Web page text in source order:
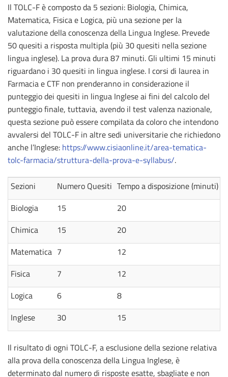
Il TOLC-F è composto da 5 sezioni: Biologia, Chimica,
Matematica, Fisica e Logica, più una sezione per la
valutazione della conoscenza della Lingua Inglese. Prevede
50 quesiti a risposta multipla (più 30 quesiti nella sezione
lingua inglese). La prova dura 87 minuti. Gli ultimi 15 minuti
riguardano i 30 quesiti in lingua inglese. I corsi di laurea in
Farmacia e CTF non prenderanno in considerazione il
punteggio dei quesiti in lingua Inglese ai fini del calcolo del
punteggio finale, tuttavia, avendo il test valenza nazionale,
questa sezione può essere compilata da coloro che intendono
avvalersi del TOLC-F in altre sedi universitarie che richiedono
anche l’Inglese: https://www.cisiaonline.it/area-tematica-
tolc-farmacia/struttura-della-prova-e-syllabus/.
Sezioni Numero Quesiti Tempo a disposizione (minuti)
Biologia
15
20
Chimica
15
20
Matematica 7
12
Fisica
7
12
Logica
6
8
Inglese
30 15
Il risultato di ogni TOLC-F, a esclusione della sezione relativa
alla prova della conoscenza della Lingua Inglese, è
determinato dal numero di risposte esatte, sbagliate e non